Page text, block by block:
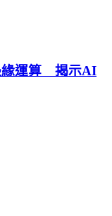
緣運算 揭示AI